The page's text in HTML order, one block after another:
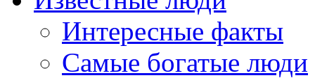
Интересные факты
Самые богатые люди